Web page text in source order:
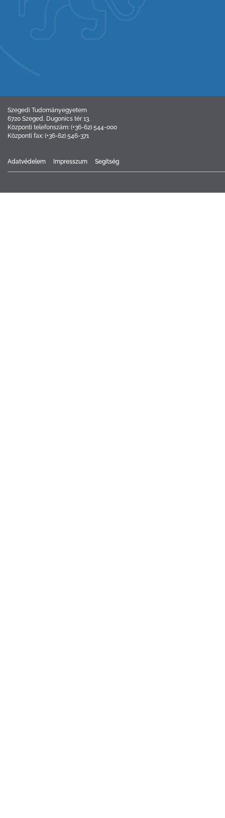
Szegedi Tudományegyetem
6720 Szeged, Dugonics tér 13.
Központi telefonszám: (+36-62) 544-000
Központi fax: (+36-62) 546-371
Adatvédelem Impresszum Segítség